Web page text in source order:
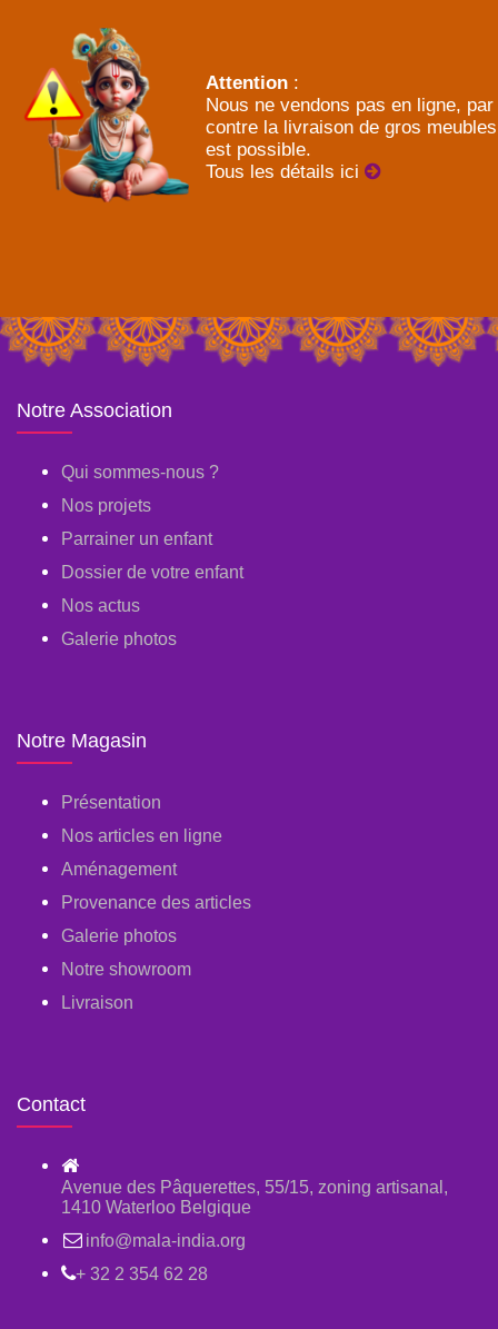
Attention :
Nous ne vendons pas en ligne, par
contre la livraison de gros meubles
est possible.
Tous les détails ici
Notre Association
Qui sommes-nous ?
Nos projets
Parrainer un enfant
Dossier de votre enfant
Nos actus
Galerie photos
Notre Magasin
Présentation
Nos articles en ligne
Aménagement
Provenance des articles
Galerie photos
Notre showroom
Livraison
Contact
Avenue des Pâquerettes, 55/15, zoning artisanal,
1410 Waterloo Belgique
info@mala-india.org
+ 32 2 354 62 28